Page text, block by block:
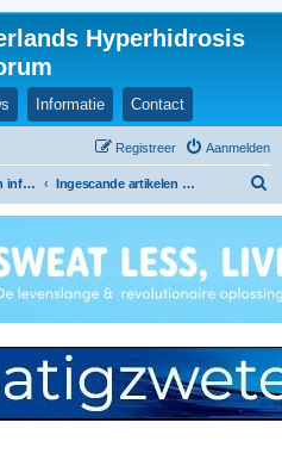
Hyperhidrosis
Informatie Contact
Aanmelden
Registreer
Overmatig zweten informatie en ervaringen Ingescande artikelen en nieuwsberichten
k